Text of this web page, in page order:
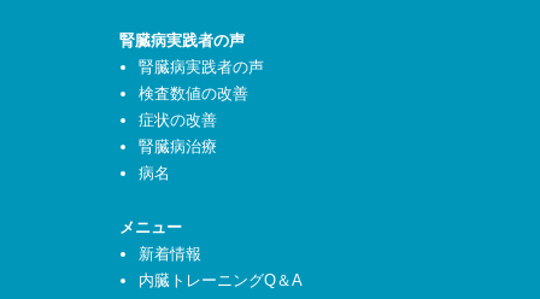
腎臓病実践者の声
腎臓病実践者の声
検査数値の改善
症状の改善
腎臓病治療
病名
メニュー
新着情報
内臓トレーニングQ＆A